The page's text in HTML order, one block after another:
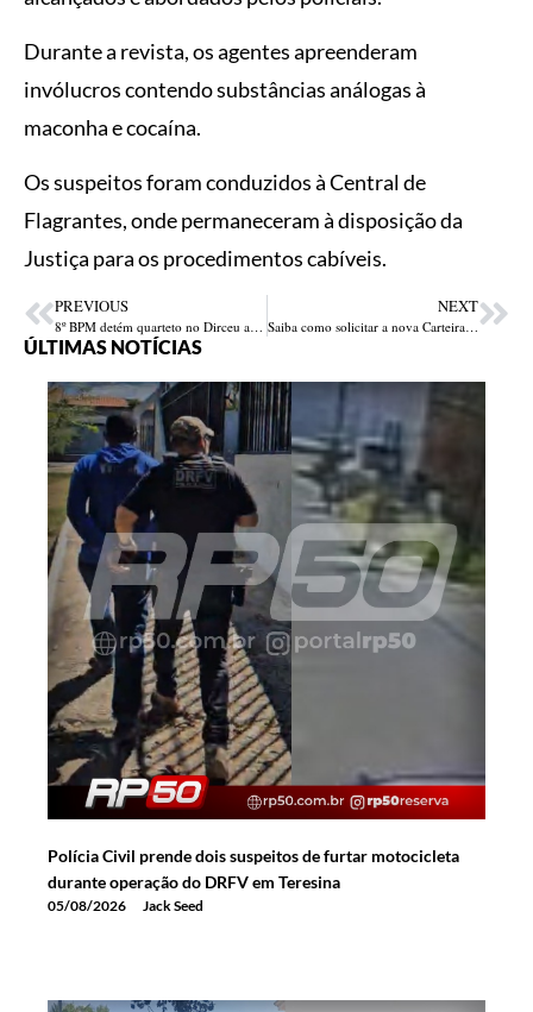
Durante a revista, os agentes apreenderam
invólucros contendo substâncias análogas à
maconha e cocaína.
Os suspeitos foram conduzidos à Central de
Flagrantes, onde permaneceram à disposição da
Justiça para os procedimentos cabíveis.
PREVIOUS
8º BPM detém quarteto no Dirceu após suspeitos mentirem identidade à polícia; um dos criminosos tinha um mandado de prisão em aberto
NEXT
Saiba como solicitar a nova Carteira de Identidade Nacional pelo Gov.pi Cidadão
ÚLTIMAS NOTÍCIAS
Polícia Civil prende dois suspeitos de furtar motocicleta
durante operação do DRFV em Teresina
05/08/2026 Jack Seed